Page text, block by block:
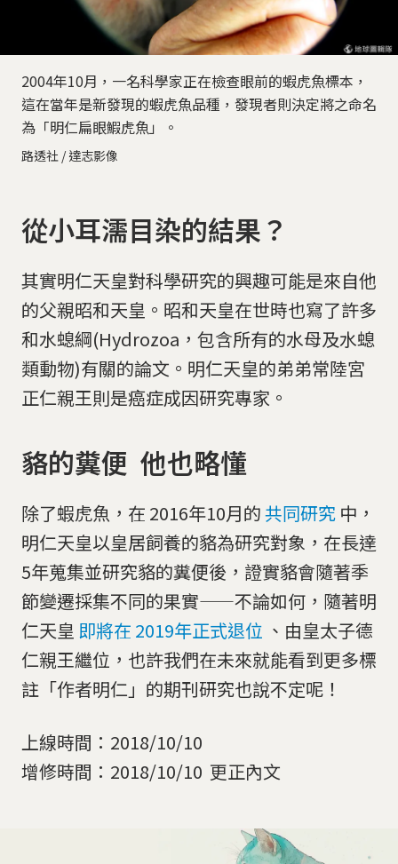
2004年10月，一名科學家正在檢查眼前的蝦虎魚標本，
這在當年是新發現的蝦虎魚品種，發現者則決定將之命名
為「明仁扁眼鰕虎魚」。
路透社 / 達志影像
從小耳濡目染的結果？
其實明仁天皇對科學研究的興趣可能是來自他
的父親昭和天皇。昭和天皇在世時也寫了許多
和水螅綱(Hydrozoa，包含所有的水母及水螅
類動物)有關的論文。明仁天皇的弟弟常陸宮
正仁親王則是癌症成因研究專家。
貉的糞便 他也略懂
除了蝦虎魚，在 2016年10月的共同研究 中，
明仁天皇以皇居飼養的貉為研究對象，在長達
5年蒐集並研究貉的糞便後，證實貉會隨著季
節變遷採集不同的果實——不論如何，隨著明
仁天皇 即將在 2019年正式退位 、由皇太子德
仁親王繼位，也許我們在未來就能看到更多標
註「作者明仁」的期刊研究也說不定呢！
上線時間：2018/10/10
增修時間：2018/10/10 更正內文